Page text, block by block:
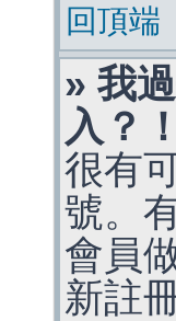
回頂端
» 我
入？！
很有
號。
會員
新註